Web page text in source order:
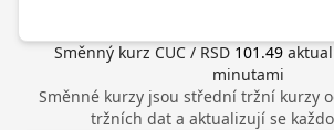
Směnný kurz CUC/ RSD 101.49
minutami
Směnné kurzy jsou střední tržní kurzy
tržních dat a aktualizují se